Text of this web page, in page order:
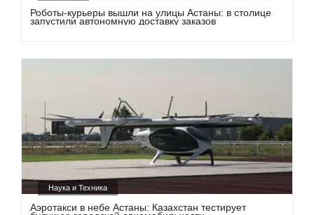
Роботы-курьеры вышли на улицы Астаны: в столице
запустили автономную доставку заказов
Наука и Техника
Аэротакси в небе Астаны: Казахстан тестирует